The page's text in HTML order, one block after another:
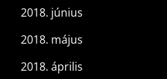
2018. június
2018. május
2018. április